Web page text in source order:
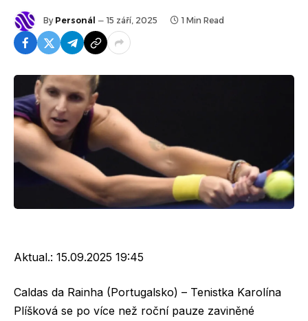
By Personál 15 září, 2025 1 Min Read
Aktual.: 15.09.2025 19:45
Caldas da Rainha (Portugalsko) – Tenistka Karolína
Plíšková se po více než roční pauze zaviněné